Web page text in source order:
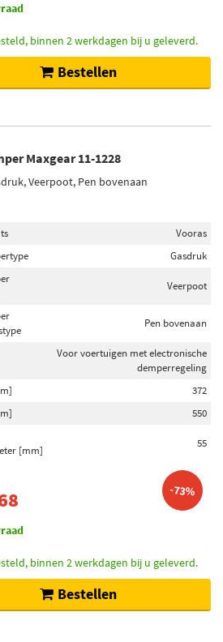
binnen 2 werkdagen bij u geleverd.
Bestellen
Maxgear 11-1228
Veerpoot, Pen bovenaan
Vooras
Gasdruk
Veerpoot
Pen bovenaan
Voor voertuigen met electronische
demperregeling
372
550
[mm]
55
-73%
binnen 2 werkdagen bij u geleverd.
Bestellen